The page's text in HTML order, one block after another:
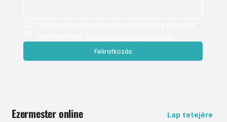
Feliratkozás
Ezermester online Lap tetejére